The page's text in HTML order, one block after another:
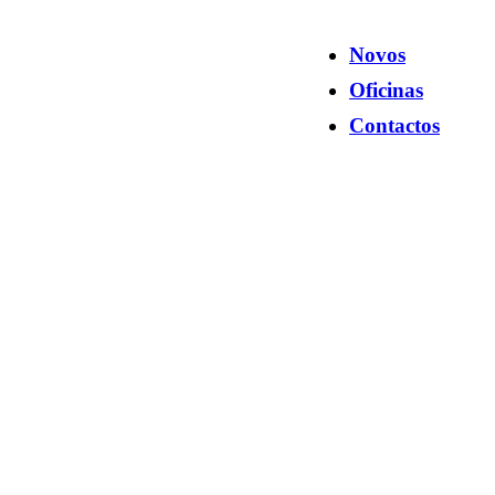
Novos
Oficinas
Contactos